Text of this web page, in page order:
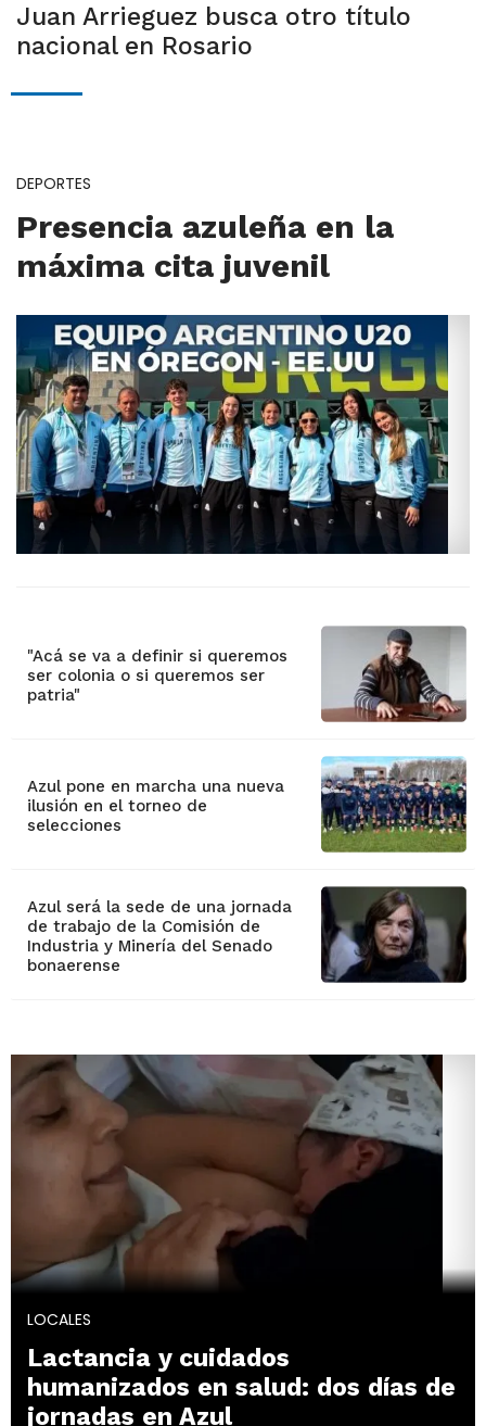
Juan Arrieguez busca otro título
nacional en Rosario
DEPORTES
Presencia azuleña en la
máxima cita juvenil
"Acá se va a definir si queremos
ser colonia o si queremos ser
patria"
Azul pone en marcha una nueva
ilusión en el torneo de
selecciones
Azul será la sede de una jornada
de trabajo de la Comisión de
Industria y Minería del Senado
bonaerense
LOCALES
Lactancia y cuidados
humanizados en salud: dos días de
jornadas en Azul